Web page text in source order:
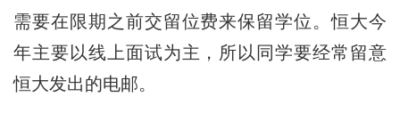
需要在限期之前交留位费来保留学位。恒大今
年主要以线上面试为主，所以同学要经常留意
恒大发出的电邮。